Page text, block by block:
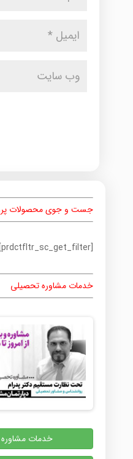
جست و جوی محصولات
[prdctfltr_sc_get_filter]
خدمات مشاوره تحصیلی
خدمات